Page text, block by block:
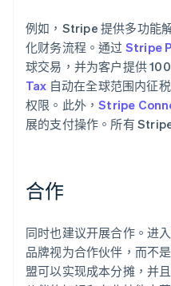
例如，Stripe 提供多功能
化财务流程。通过 Stripe
球交易，并为客户提供
Tax 自动在全球范围内征
权限。此外，Stripe
展的支付操作。所有
合作
同时也建议开展合作。进
品牌视为合作伙伴，而不
盟可以实现成本分摊，并
阿联酋
English
爱尔兰
奥地利
Deutsch
English
巴西
PortuguêsEnglish